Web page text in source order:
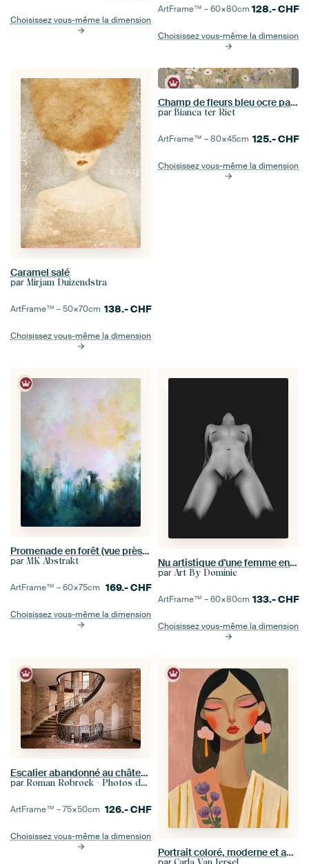
Choisissez vous-même la dimension
ArtFrame™ –60×80cm 128.-CHF
Choisissez vous-même la dimension
Caramel salé
par Mirjam Duizendstra
ArtFrame™ –50×70cm 138.-CHF
Choisissez vous-même la dimension
Champ de fleurs bleu ocre pastel
par Bianca ter Riet
ArtFrame™ –80×45cm 125.-CHF
Choisissez vous-même la dimension
Promenade en forêt (vue près de vtwonen)
par MK Abstrakt
ArtFrame™ –60×75cm 169.-CHF
Choisissez vous-même la dimension
Nu artistique d'une femme en paysage corporel bas de gamme / Noir et blanc
par Art By Dominic
ArtFrame™ –60×80cm 133.-CHF
Choisissez vous-même la dimension
Escalier abandonné au château.
par Roman Robroek - Photos de bâtiments abandonnés
ArtFrame™ –75×50cm 126.-CHF
Choisissez vous-même la dimension
Portrait coloré, moderne et abstrait